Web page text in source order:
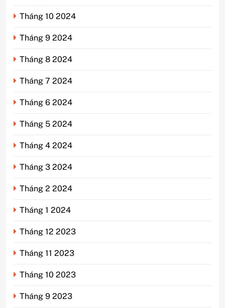
Tháng 10 2024
Tháng 9 2024
Tháng 8 2024
Tháng 7 2024
Tháng 6 2024
Tháng 5 2024
Tháng 4 2024
Tháng 3 2024
Tháng 2 2024
Tháng 1 2024
Tháng 12 2023
Tháng 11 2023
Tháng 10 2023
Tháng 9 2023